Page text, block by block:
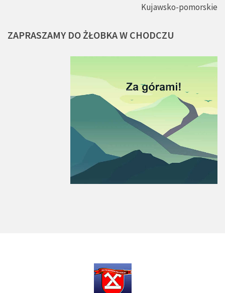
Kujawsko-pomorskie
ZAPRASZAMY DO ŻŁOBKAW CHODCZU